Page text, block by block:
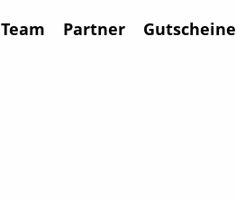
Team Partner Gutscheine